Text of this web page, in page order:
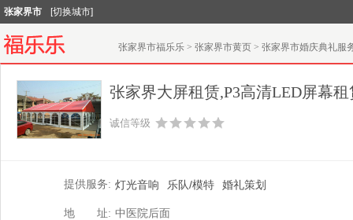
张家界市 [切换城市]
张家界市福乐乐 > 张家界市黄页 > 张家界市婚庆典礼服
张家界大屏租赁,P3高清LED屏幕
诚信等级
提供服务: 灯光音响 乐队/模特 婚礼策划
地 址: 中医院后面